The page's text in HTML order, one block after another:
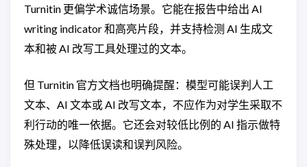
Turnitin 更偏学术诚信场景。它能在报告中给出 AI
writing indicator 和高亮片段，并支持检测 AI 生成文
本和被 AI 改写工具处理过的文本。
但 Turnitin 官方文档也明确提醒：模型可能误判人工
文本、AI 文本或 AI 改写文本，不应作为对学生采取不
利行动的唯一依据。它还会对较低比例的 AI 指示做特
殊处理，以降低误读和误判风险。